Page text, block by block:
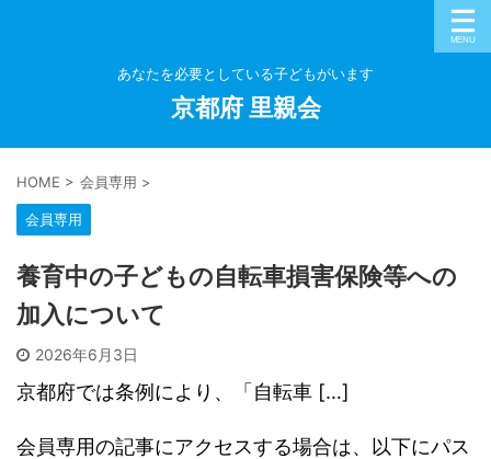
あなたを必要としている子どもがいます
京都府 里親会
HOME > 会員専用 >
会員専用
養育中の子どもの自転車損害保険等への
加入について
2026年6月3日
京都府では条例により、「自転車 […]
会員専用の記事にアクセスする場合は、以下にパス